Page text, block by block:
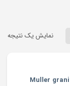
نمایش یک نتیجه